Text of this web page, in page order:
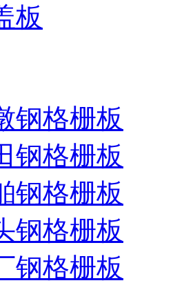
板
钢格栅板
钢格栅板
钢格栅板
钢格栅板
钢格栅板